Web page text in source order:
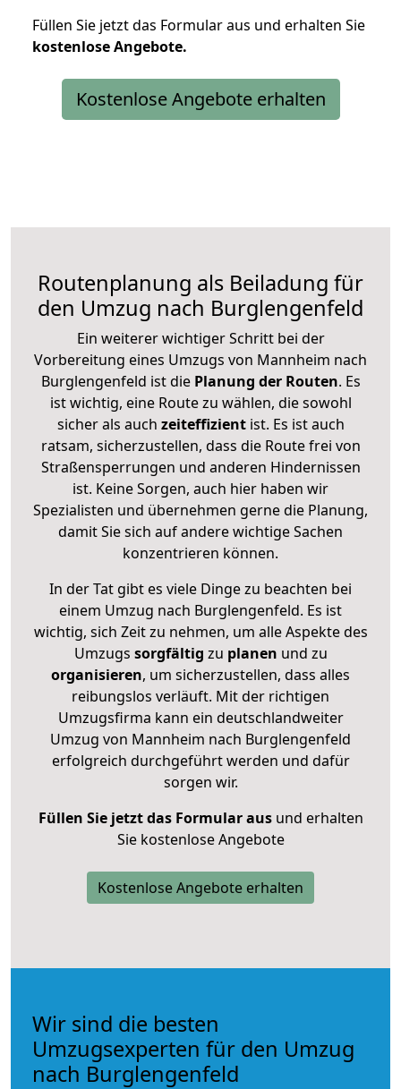
Füllen Sie jetzt das Formular aus und erhalten Sie
kostenloseAngebote.
Kostenlose Angebote erhalten
Routenplanung als Beiladung für
den Umzug nach Burglengenfeld
Ein weiterer wichtiger Schritt bei der
Vorbereitung eines Umzugs von Mannheim nach
Burglengenfeld ist diePlanung der Routen. Es
ist wichtig, eine Route zu wählen, die sowohl
sicher als auch zeiteffizientist. Es ist auch
ratsam, sicherzustellen, dass die Route frei von
Straßensperrungen und anderen Hindernissen
ist. Keine Sorgen, auch hier haben wir
Spezialisten und übernehmen gerne die Planung,
damit Sie sich auf andere wichtige Sachen
konzentrieren können.
In der Tat gibt es viele Dinge zu beachten bei
einem Umzug nach Burglengenfeld. Es ist
wichtig, sich Zeit zu nehmen, um alle Aspekte des
Umzugs sorgfältig zu planen und zu
organisieren, um sicherzustellen, dass alles
reibungslos verläuft. Mit der richtigen
Umzugsfirma kann ein deutschlandweiter
Umzug von Mannheim nach Burglengenfeld
erfolgreich durchgeführt werden und dafür
sorgen wir.
Füllen Sie jetzt das Formular ausund erhalten
Sie kostenlose Angebote
Kostenlose Angebote erhalten
Wir sind die besten
Umzugsexperten für den Umzug
nach Burglengenfeld